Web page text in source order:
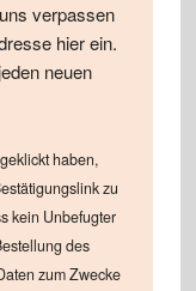
verpassen
hier ein.
neuen
haben,
zu
kein Unbefugter
des
zum Zwecke